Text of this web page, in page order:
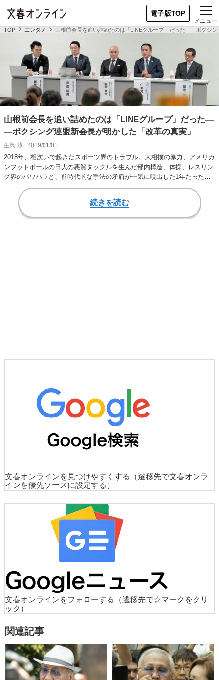
電子版TOP
メニュー
TOP エンタメ 山根前会長を追い詰めたのは「LINEグループ」だった――ボクシ
山根前会長を追い詰めたのは「LINEグループ」だった―
―ボクシング連盟新会長が明かした「改革の真実」
生島 淳 2019/01/01
2018年、相次いで起きたスポーツ界のトラブル。大相撲の暴力、アメリカ
ンフットボールの日大の悪質タックルを生んだ部内構造、体操、レスリン
グ界のパワハラと、前時代的な手法の矛盾が一気に噴出した1年だったと
いえる。 退…
続きを読む
文春オンラインを見つけやすくする
（遷移先で文春オンラ
インを優先ソースに設定する）
文春オンラインをフォローする
（遷移先で☆マークをクリ
ック）
関連記事